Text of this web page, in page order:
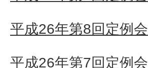
平成26年第8回定例会
平成26年第7回定例会